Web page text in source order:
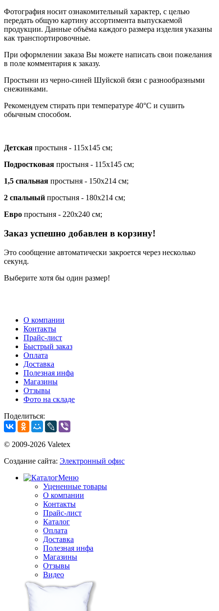
Фотография носит ознакомительный характер, с целью
передать общую картину ассортимента выпускаемой
продукции. Данные объёма каждого размера изделия указаны
как транспортировочные.
При оформлении заказа Вы можете написать свои пожелания
в поле комментария к заказу.
Простыни из черно-синей Шуйской бязи с разнообразными
снежинками.
Рекомендуем стирать при температуре 40°С и сушить
обычным способом.
Детская простыня - 115х145 см;
Подростковая простыня - 115х145 см;
1,5 спальная простыня - 150х214 см;
2 спальный простыня - 180х214 см;
Евро простыня - 220х240 см;
Заказ успешно добавлен в корзину!
Это сообщение автоматически закроется через несколько
секунд.
Выберите хотя бы один размер!
О компании
Контакты
Прайс-лист
Быстрый заказ
Оплата
Доставка
Полезная инфа
Магазины
Отзывы
Фото на складе
Поделиться:
© 2009-2026 Valetex
Создание сайта: Электронный офис
Меню
Уцененные товары
О компании
Контакты
Прайс-лист
Каталог
Оплата
Доставка
Полезная инфа
Магазины
Отзывы
Видео